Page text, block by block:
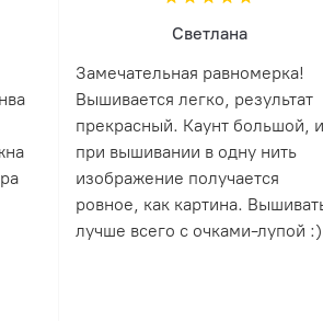
Светлана
Замечательная равномерка!
Вышивается легко, результат
прекрасный. Каунт большой, и
при вышивании в одну нить
изображение получается
ровное, как картина.
лучше всего с очками-лупой